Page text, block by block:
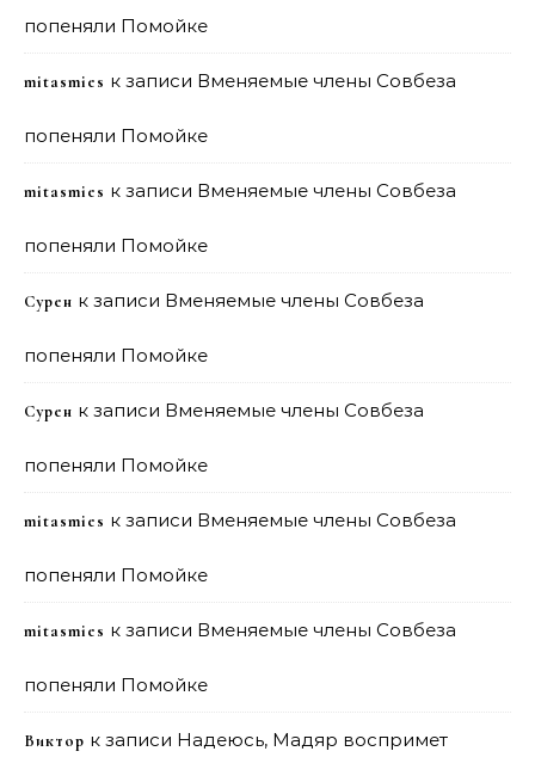
попеняли Помойке
mitasmies к записи Вменяемые члены Совбеза
попеняли Помойке
mitasmies к записи Вменяемые члены Совбеза
попеняли Помойке
Сурен к записи Вменяемые члены Совбеза
попеняли Помойке
Сурен к записи Вменяемые члены Совбеза
попеняли Помойке
mitasmies к записи Вменяемые члены Совбеза
попеняли Помойке
mitasmies к записи Вменяемые члены Совбеза
попеняли Помойке
Виктор к записи Надеюсь, Мадяр воспримет